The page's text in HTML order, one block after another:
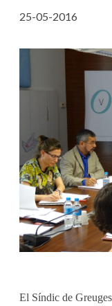
25-05-2016
El Síndic de